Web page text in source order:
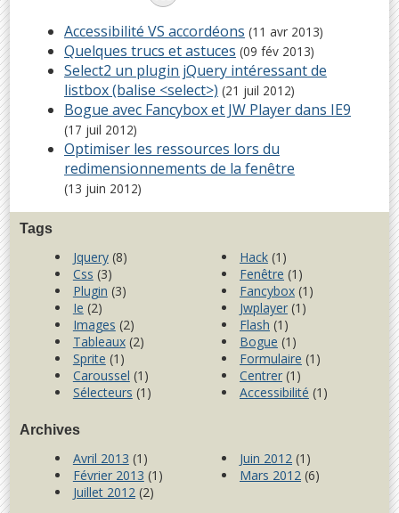
Accessibilité VS accordéons (11 avr 2013)
Quelques trucs et astuces (09 fév 2013)
Select2 un plugin jQuery intéressant de
listbox (balise <select>) (21 juil 2012)
Bogue avec Fancybox et JW Player dans IE9
(17 juil 2012)
Optimiser les ressources lors du
redimensionnements de la fenêtre
(13 juin 2012)
Tags
Jquery(8)
Css (3)
Plugin (3)
Ie (2)
Images (2)
Tableaux(2)
Sprite (1)
Caroussel (1)
Sélecteurs (1)
Hack (1)
Fenêtre (1)
Fancybox (1)
Jwplayer (1)
Flash (1)
Bogue (1)
Formulaire (1)
Centrer (1)
Accessibilité (1)
Archives
Avril 2013 (1)
Février 2013 (1)
Juillet 2012(2)
Juin 2012 (1)
Mars 2012 (6)